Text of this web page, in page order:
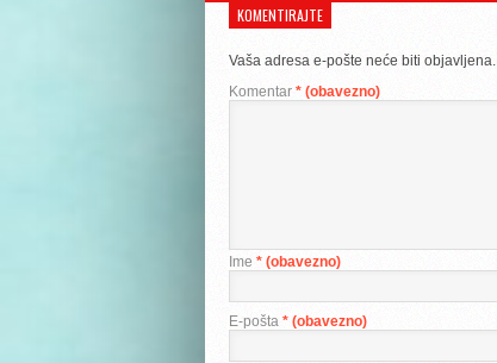
KOMENTIRAJTE
Vaša adresa e-pošte neće biti objavljena.
Komentar * (obavezno)
Ime * (obavezno)
E-pošta * (obavezno)